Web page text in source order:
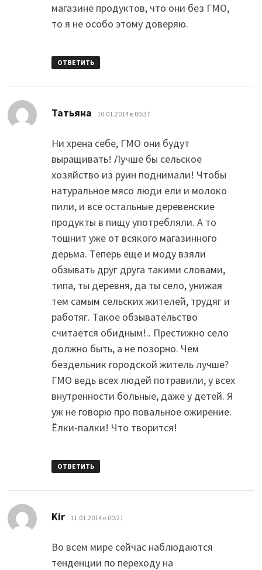
магазине продуктов, что они без ГМО,
то я не особо этому доверяю.
ОТВЕТИТЬ
Татьяна 10.01.2014 в 00:37
Ни хрена себе, ГМО они будут
выращивать! Лучше бы сельское
хозяйство из руин поднимали! Чтобы
натуральное мясо люди ели и молоко
пили, и все остальные деревенские
продукты в пищу употребляли. А то
тошнит уже от всякого магазинного
дерьма. Теперь еще и моду взяли
обзывать друг друга такими словами,
типа, ты деревня, да ты село, унижая
тем самым сельских жителей, трудяг и
работяг. Такое обзывательство
считается обидным!.. Престижно село
должно быть, а не позорно. Чем
бездельник городской житель лучше?
ГМО ведь всех людей потравили, у всех
внутренности больные, даже у детей. Я
уж не говорю про повальное ожирение.
Ёлки-палки! Что творится!
ОТВЕТИТЬ
Kir: 11.01.2014 в 00:21
Во всем мире сейчас наблюдаются
тенденции по переходу на